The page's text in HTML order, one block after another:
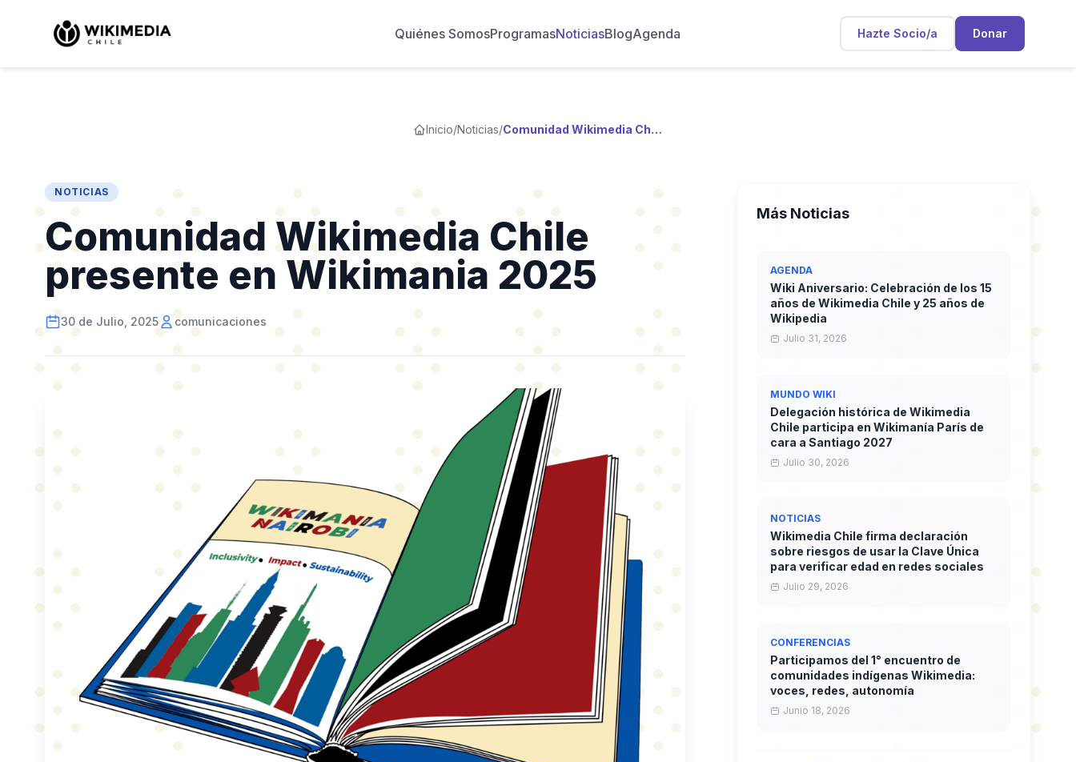
Quiénes SomosProgramasNoticiasBlogAgenda Hazte Socio/a Donar
Inicio/Noticias/ Comunidad Wikimedia Chile presente en Wikimania 2025
NOTICIAS
Comunidad Wikimedia Chile
presente en Wikimania 2025
30 de Julio, 2025 comunicaciones
Más Noticias
AGENDA
Wiki Aniversario: Celebración de los 15
años de Wikimedia Chile y 25 años de
Wikipedia
Julio 31, 2026
MUNDO WIKI
Delegación histórica de Wikimedia
Chile participa en Wikimanía París de
cara a Santiago 2027
Julio 30, 2026
NOTICIAS
Wikimedia Chile firma declaración
sobre riesgos de usar la Clave Única
para verificar edad en redes sociales
Julio 29, 2026
CONFERENCIAS
Participamos del 1° encuentro de
comunidades indígenas Wikimedia:
voces, redes, autonomía
Junio 18, 2026